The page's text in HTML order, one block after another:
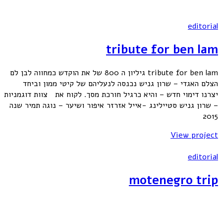
editorial
tribute for ben lam
tribute for ben lam גיליון ה 800 של את הוקדש כמחווה לבן לם
הצלם האגדי – שרון גניש נכנסה לנעליהם של קיטי ממון וביחד
יצרנו דימוי חדש – והיא כרגיל חורכת מסך. לקוח את צוות דוגמניות
– שרון גניש סטיילינג -אייל אזרזר איפור ושיער – נוגה תמיר שנה
2015
View project
editorial
motenegro trip